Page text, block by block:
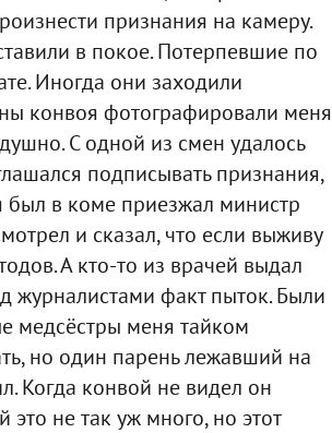
признания на камеру.
в покое. Потерпевшие по
Иногда они заходили
конвоя фотографировали меня
С одной из смен удалось
подписывать признания,
был в коме приезжал министр
и сказал, что если выживу
А кто-то из врачей выдал
журналистами факт пыток. Были
медсёстры меня тайком
но один парень лежавший на
Когда конвой не видел он
не так уж много, но этот